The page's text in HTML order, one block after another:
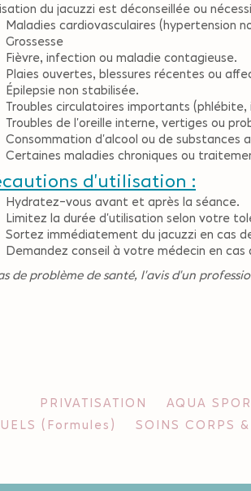
du jacuzzi est déconseillée ou
Maladies cardiovasculaires (hypertension
Grossesse
Fièvre, infection ou maladie contagieuse.
Plaies ouvertes, blessures récentes ou
Épilepsie non stabilisée.
Troubles circulatoires importants (phlébite,
Troubles de l'oreille interne, vertiges ou
Consommation d'alcool ou de substances
Certaines maladies chroniques ou
d'utilisation :
Hydratez-vous avant et après la séance.
Limitez la durée d'utilisation selon votre
Sortez immédiatement du jacuzzi en cas
Demandez conseil à votre médecin en
de problème de santé, l'avis d'un
PRIVATISATION AQUA
(Formules)
SOINS CORPS &